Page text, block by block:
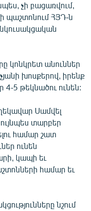
չի բացառվում,
պաշտոնում ՀՅԴ-ն
կոնկրետ անուններ
խոսքերով, իրենք
4-5 թեկնածու ունեն:
Սամվել
տարբեր
համար շատ
ունեն
կապի եւ
համար եւ
նշում